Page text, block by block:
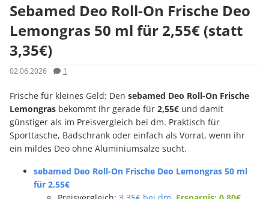
Sebamed Deo Roll-On Frische Deo
Lemongras 50 ml für 2,55€ (statt
3,35€)
02.06.2026 1
Frische für kleines Geld: Den sebamed Deo Roll-On Frische
Lemongras bekommt ihr gerade für 2,55€ und damit
günstiger als im Preisvergleich bei dm. Praktisch für
Sporttasche, Badschrank oder einfach als Vorrat, wenn ihr
ein mildes Deo ohne Aluminiumsalze sucht.
sebamed Deo Roll-On Frische Deo Lemongras 50 ml
für 2,55€